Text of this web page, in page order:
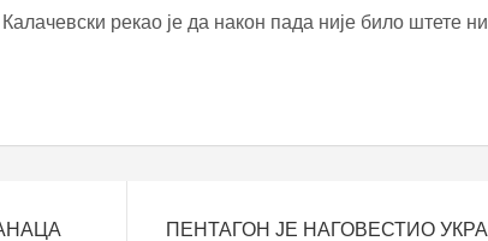
рекао је да након пада није било штете
ПЕНТАГОН ЈЕ НАГОВЕСТИО